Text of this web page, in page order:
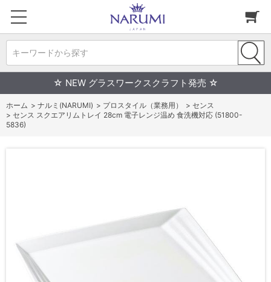
キーワードから探す
☆ NEW グラスワークスクラフト発売 ☆
ホーム > ナルミ(NARUMI) > プロスタイル（業務用） > センス
> センス スクエアリムトレイ 28cm 電子レンジ温め 食洗機対応 (51800-
5836)